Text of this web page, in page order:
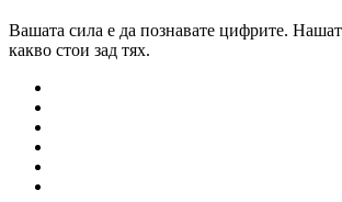
Вашата сила е да познавате цифрите.
какво стои зад тях.